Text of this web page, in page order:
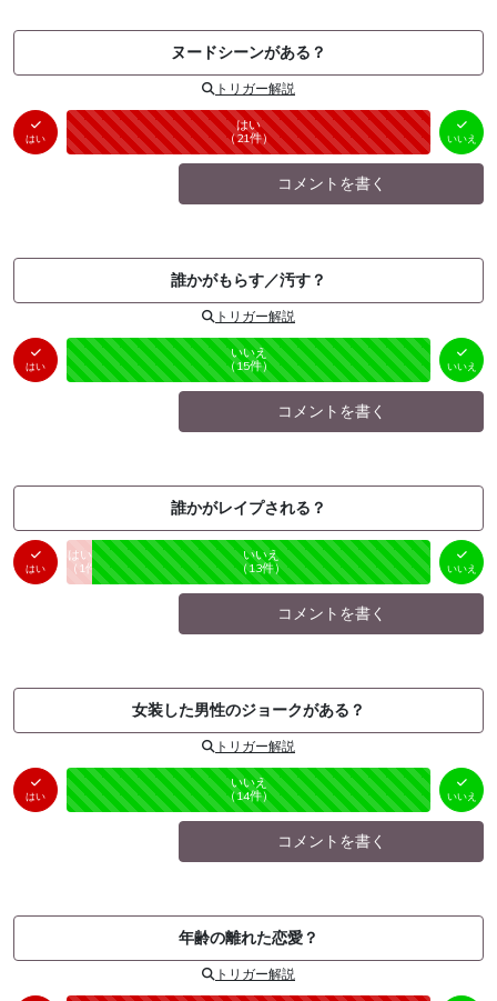
ヌードシーンがある？
トリガー解説
はい
はい
（21件） 未投票
いいえ
（ 0件）
いいえ
コメントを書く
誰かがもらす／汚す？
トリガー解説
はい
はい
（0件）
未投票
いいえ
（15件） いいえ
コメントを書く
誰かがレイプされる？
はい
はい
（ 1件）
未投票
いいえ
（13件） いいえ
コメントを書く
女装した男性のジョークがある？
トリガー解説
はい
はい
（0件）
未投票
いいえ
（14件） いいえ
コメントを書く
年齢の離れた恋愛？
トリガー解説